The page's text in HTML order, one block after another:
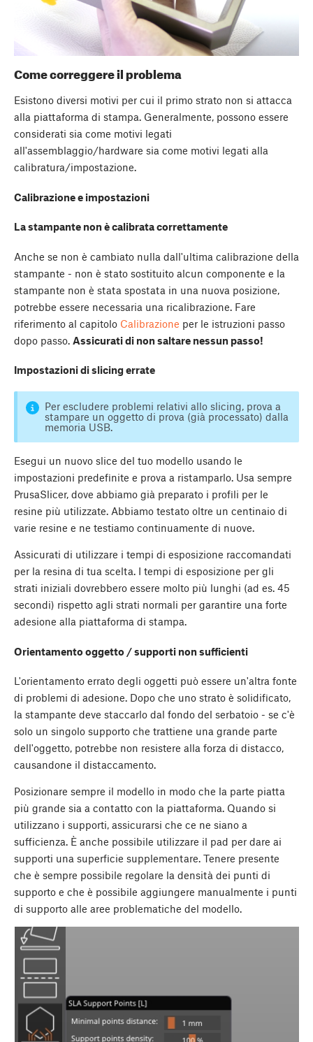
Come correggere il problema
Esistono diversi motivi per cui il primo strato non si attacca
alla piattaforma di stampa. Generalmente, possono essere
considerati sia come motivi legati
all'assemblaggio/hardware sia come motivi legati alla
calibratura/impostazione.
Calibrazione e impostazioni
La stampante non è calibrata correttamente
Anche se non è cambiato nulla dall'ultima calibrazione della
stampante - non è stato sostituito alcun componente e la
stampante non è stata spostata in una nuova posizione,
potrebbe essere necessaria una ricalibrazione. Fare
riferimento al capitolo Calibrazione per le istruzioni passo
dopo passo. Assicurati di non saltare nessun passo!
Impostazioni di slicing errate
Per escludere problemi relativi allo slicing, prova a
stampare un oggetto di prova (già processato) dalla
memoria USB.
Esegui un nuovo slice del tuo modello usando le
impostazioni predefinite e prova a ristamparlo. Usa sempre
PrusaSlicer, dove abbiamo già preparato i profili per le
resine più utilizzate. Abbiamo testato oltre un centinaio di
varie resine e ne testiamo continuamente di nuove.
Assicurati di utilizzare i tempi di esposizione raccomandati
per la resina di tua scelta. I tempi di esposizione per gli
strati iniziali dovrebbero essere molto più lunghi (ad es. 45
secondi) rispetto agli strati normali per garantire una forte
adesione alla piattaforma di stampa.
Orientamento oggetto / supporti non sufficienti
L'orientamento errato degli oggetti può essere un'altra fonte
di problemi di adesione. Dopo che uno strato è solidificato,
la stampante deve staccarlo dal fondo del serbatoio - se c'è
solo un singolo supporto che trattiene una grande parte
dell'oggetto, potrebbe non resistere alla forza di distacco,
causandone il distaccamento.
Posizionare sempre il modello in modo che la parte piatta
più grande sia a contatto con la piattaforma. Quando si
utilizzano i supporti, assicurarsi che ce ne siano a
sufficienza. È anche possibile utilizzare il pad per dare ai
supporti una superficie supplementare. Tenere presente
che è sempre possibile regolare la densità dei punti di
supporto e che è possibile aggiungere manualmente i punti
di supporto alle aree problematiche del modello.